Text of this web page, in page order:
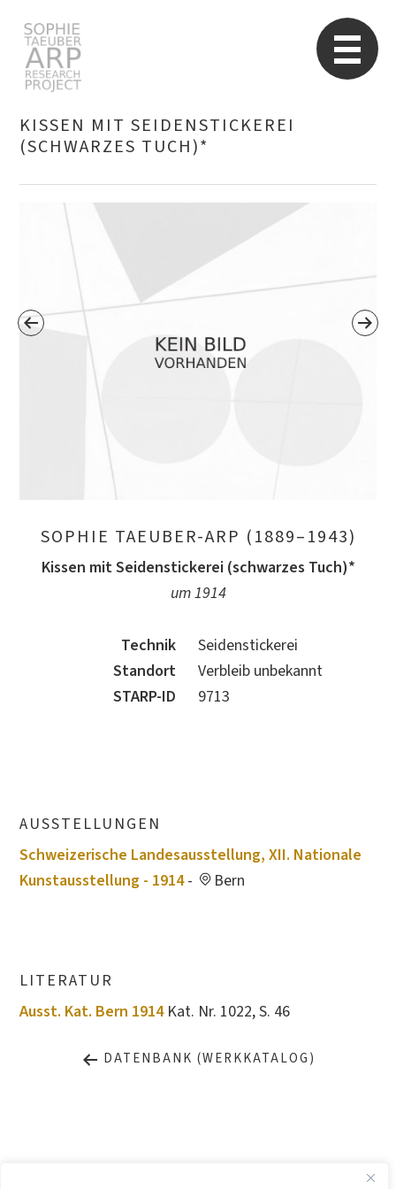
nach:
KISSEN MIT SEIDENSTICKEREI
(SCHWARZES TUCH)*
SOPHIE TAEUBER-ARP (1889–1943)
Kissen mit Seidenstickerei (schwarzes Tuch)*
um 1914
Technik
Seidenstickerei
Standort
Verbleib unbekannt
STARP-ID
9713
AUSSTELLUNGEN
Schweizerische Landesausstellung, XII. Nationale
Kunstausstellung - 1914- Bern
LITERATUR
Ausst. Kat. Bern 1914Kat. Nr. 1022, S. 46
DATENBANK (WERKKATALOG)